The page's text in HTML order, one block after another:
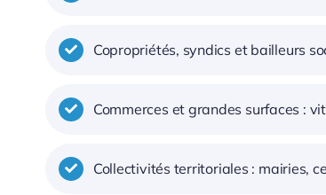
Copropriétés, syndics et bailleurs
Commerces et grandes surfaces :
Collectivités territoriales : mairies,